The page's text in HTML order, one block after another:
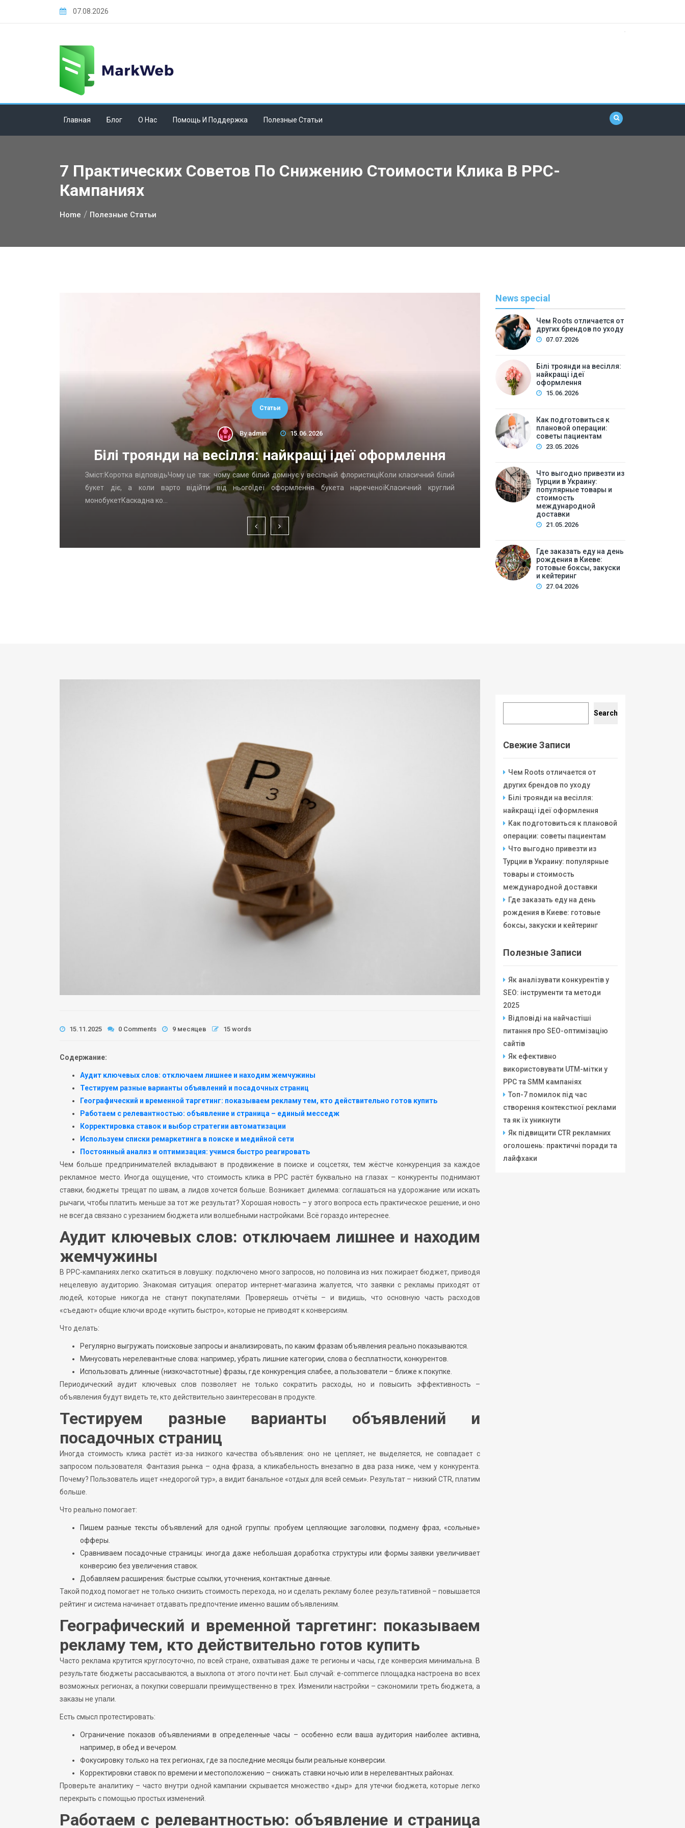
07.08.2026
Главная Блог О Нас Помощь И Поддержка Полезные Статьи
7 Практических Советов По Снижению Стоимости Клика В PPC-
Кампаниях
Home Полезные Статьи
Статьи
By admin 15.06.2026
Білі троянди на весілля: найкращі ідеї оформлення
Зміст:Коротка відповідьЧому це так: чому саме білий домінує у весільній флористиціКоли класичний білий
букет діє, а коли варто відійти від ньогоІдеї оформлення букета нареченоїКласичний круглий
монобукетКаскадна ко…
Как подготовиться к
Содержание:Почему подготовка к операции —
операцииДиагностический этап: что нужно
продолжатьПитание и режим перед опер…
News special
Чем Roots отличается от
других брендов по уходу
07.07.2026
Білі троянди на весілля:
найкращі ідеї
оформлення
15.06.2026
Как подготовиться к
плановой операции:
советы пациентам
23.05.2026
Что выгодно привезти из
Турции в Украину:
популярные товары и
стоимость
международной
доставки
21.05.2026
Где заказать еду на день
рождения в Киеве:
готовые боксы, закуски
и кейтеринг
27.04.2026
15.11.2025 0 Comments 9 месяцев 15 words
Содержание:
Аудит ключевых слов: отключаем лишнее и находим жемчужины
Тестируем разные варианты объявлений и посадочных страниц
Географический и временной таргетинг: показываем рекламу тем, кто действительно готов купить
Работаем с релевантностью: объявление и страница – единый месседж
Корректировка ставок и выбор стратегии автоматизации
Используем списки ремаркетинга в поиске и медийной сети
Постоянный анализ и оптимизация: учимся быстро реагировать
Чем больше предпринимателей вкладывают в продвижение в поиске и соцсетях, тем жёстче конкуренция за каждое
рекламное место. Иногда ощущение, что стоимость клика в PPC растёт буквально на глазах – конкуренты поднимают
ставки, бюджеты трещат по швам, а лидов хочется больше. Возникает дилемма: соглашаться на удорожание или искать
рычаги, чтобы платить меньше за тот же результат? Хорошая новость – у этого вопроса есть практическое решение, и оно
не всегда связано с урезанием бюджета или волшебными настройками. Всё гораздо интереснее.
Аудит ключевых слов: отключаем лишнее и находим
жемчужины
В PPC-кампаниях легко скатиться в ловушку: подключено много запросов, но половина из них пожирает бюджет, приводя
нецелевую аудиторию. Знакомая ситуация: оператор интернет-магазина жалуется, что заявки с рекламы приходят от
людей, которые никогда не станут покупателями. Проверяешь отчёты – и видишь, что основную часть расходов
«съедают» общие ключи вроде «купить быстро», которые не приводят к конверсиям.
Что делать:
Регулярно выгружать поисковые запросы и анализировать, по каким фразам объявления реально показываются.
Минусовать нерелевантные слова: например, убрать лишние категории, слова о бесплатности, конкурентов.
Использовать длинные (низкочастотные) фразы, где конкуренция слабее, а пользователи – ближе к покупке.
Периодический аудит ключевых слов позволяет не только сократить расходы, но и повысить эффективность –
объявления будут видеть те, кто действительно заинтересован в продукте.
Тестируем разные варианты объявлений и
посадочных страниц
Иногда стоимость клика растёт из-за низкого качества объявления: оно не цепляет, не выделяется, не совпадает с
запросом пользователя. Фантазия рынка – одна фраза, а кликабельность внезапно в два раза ниже, чем у конкурента.
Почему? Пользователь ищет «недорогой тур», а видит банальное «отдых для всей семьи». Результат – низкий CTR, платим
больше.
Что реально помогает:
Пишем разные тексты объявлений для одной группы: пробуем цепляющие заголовки, подмену фраз, «сольные»
офферы.
Сравниваем посадочные страницы: иногда даже небольшая доработка структуры или формы заявки увеличивает
конверсию без увеличения ставок.
Добавляем расширения: быстрые ссылки, уточнения, контактные данные.
Такой подход помогает не только снизить стоимость перехода, но и сделать рекламу более результативной – повышается
рейтинг и система начинает отдавать предпочтение именно вашим объявлениям.
Географический и временной таргетинг: показываем
рекламу тем, кто действительно готов купить
Часто реклама крутится круглосуточно, по всей стране, охватывая даже те регионы и часы, где конверсия минимальна. В
результате бюджеты рассасываются, а выхлопа от этого почти нет. Был случай: e-commerce площадка настроена во всех
возможных регионах, а покупки совершали преимущественно в трех. Изменили настройки – сэкономили треть бюджета, а
заказы не упали.
Есть смысл протестировать:
Ограничение показов объявлениями в определенные часы – особенно если ваша аудитория наиболее активна,
например, в обед и вечером.
Фокусировку только на тех регионах, где за последние месяцы были реальные конверсии.
Корректировки ставок по времени и местоположению – снижать ставки ночью или в нерелевантных районах.
Проверьте аналитику – часто внутри одной кампании скрывается множество «дыр» для утечки бюджета, которые легко
перекрыть с помощью простых изменений.
Работаем с релевантностью: объявление и страница
Search
Свежие Записи
Чем Roots отличается от
других брендов по уходу
Білі троянди на весілля:
найкращі ідеї оформлення
Как подготовиться к плановой
операции: советы пациентам
Что выгодно привезти из
Турции в Украину: популярные
товары и стоимость
международной доставки
Где заказать еду на день
рождения в Киеве: готовые
боксы, закуски и кейтеринг
Полезные Записи
Як аналізувати конкурентів у
SEO: інструменти та методи
2025
Відповіді на найчастіші
питання про SEO-оптимізацію
сайтів
Як ефективно
використовувати UTM-мітки у
PPC та SMM кампаніях
Топ-7 помилок під час
створення контекстної реклами
та як їх уникнути
Як підвищити CTR рекламних
оголошень: практичні поради та
лайфхаки